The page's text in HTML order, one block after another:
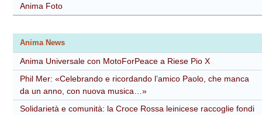
Anima Foto
Anima News
Anima Universale con MotoForPeace a Riese Pio X
Phil Mer: «Celebrando e ricordando l’amico Paolo, che manca
da un anno, con nuova musica…»
Solidarietà e comunità: la Croce Rossa leinicese raccoglie fondi